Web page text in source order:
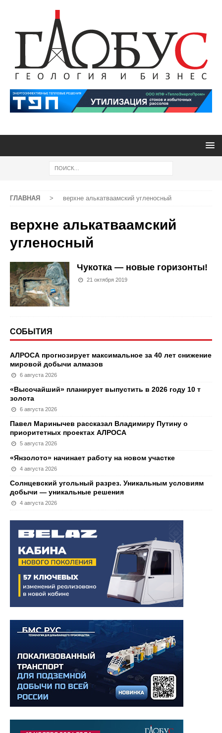
ГЛАВНАЯ > верхне алькатваамский угленосный
верхне алькатваамский
угленосный
Чукотка — новые горизонты!
21 октября 2019
СОБЫТИЯ
АЛРОСА прогнозирует максимальное за 40 лет снижение
мировой добычи алмазов
6 августа 2026
«Высочайший» планирует выпустить в 2026 году 10 т
золота
6 августа 2026
Павел Маринычев рассказал Владимиру Путину о
приоритетных проектах АЛРОСА
5 августа 2026
«Янзолото» начинает работу на новом участке
4 августа 2026
Солнцевский угольный разрез. Уникальным условиям
добычи — уникальные решения
4 августа 2026